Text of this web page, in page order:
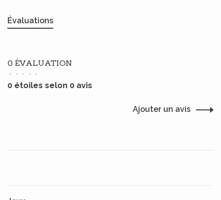
Évaluations
0 ÉVALUATION
• • • • •
0 étoiles selon 0 avis
Ajouter un avis